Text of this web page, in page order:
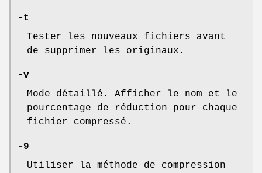
-t
Tester les nouveaux fichiers avant
de supprimer les originaux.
-v
Mode détaillé. Afficher le nom et le
pourcentage de réduction pour chaque
fichier compressé.
-9
Utiliser la méthode de compression